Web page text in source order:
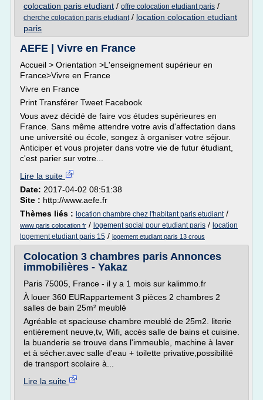
colocation paris etudiant / offre colocation etudiant paris /
cherche colocation paris etudiant/ location colocation etudiant
paris
AEFE | Vivre en France
Accueil > Orientation >L'enseignement supérieur en
France>Vivre en France
Vivre en France
Print Transférer Tweet Facebook
Vous avez décidé de faire vos études supérieures en
France. Sans même attendre votre avis d'affectation dans
une université ou école, songez à organiser votre séjour.
Anticiper et vous projeter dans votre vie de futur étudiant,
c'est parier sur votre...
Lire la suite
Date: 2017-04-02 08:51:38
Site : http://www.aefe.fr
Thèmes liés : location chambre chez l'habitant paris etudiant/
www paris colocation fr / logement social pour etudiant paris / location
logement etudiant paris 15 / logement etudiant paris 13 crous
Colocation 3 chambres paris Annonces
immobilières - Yakaz
Paris 75005, France - il y a 1 mois sur kalimmo.fr
À louer 360 EURappartement 3 pièces 2 chambres 2
salles de bain 25m² meublé
Agréable et spacieuse chambre meublé de 25m2. literie
entièrement neuve,tv, Wifi, accès salle de bains et cuisine.
la buanderie se trouve dans l'immeuble, machine à laver
et à sécher.avec salle d'eau + toilette privative,possibilité
de transport scolaire à...
Lire la suite